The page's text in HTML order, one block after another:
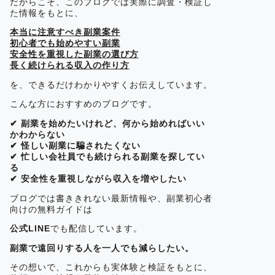
だからこそ、このブログでは実際に調査・検証し
た情報をもとに、
本当に注意すべき副業案件
初心者でも始めやすい副業
安全性を重視した副業の選び方
長く続けられる収入の作り方
を、できるだけわかりやすくお伝えしています。
こんな方におすすめのブログです。
✔ 副業を始めたいけれど、何から始めればいい
かわからない
✔ 怪しい副業に騙されたくない
✔ 忙しい会社員でも続けられる副業を探してい
る
✔ 安全性を重視しながら収入を増やしたい
ブログでは書ききれない最新情報や、副業初心者
向けの無料ガイドは
公式LINEでも配信しています。
副業で遠回りする人を一人でも減らしたい。
その想いで、これからも実体験と検証をもとに、